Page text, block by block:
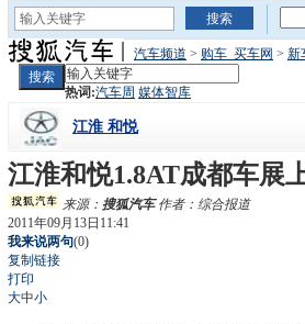
汽车频道 > 购车_买车网 > 新
热词:汽车周 媒体智库
江淮 和悦
江淮和悦1.8AT成都车
来源： 搜狐汽车作者：综合报道
2011年09月13日11:41
我来说两句(0)
复制链接
打印
大中小